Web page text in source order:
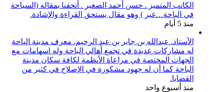
الكاتب المتميز . حسن أحمد الصغير . أتحفنا بمقاله (السياحة
في الباحة…غير ) وهو مقال يستحق القراءة والإشادة.
منذ 5 أيام
الأستاذ. عبدالله بن جابر بن عبد الرحيم. معرف مدينة الباحة
له مشاركات عديدة في تجمع أهالي الباحة وله اسهامات مع
الجهات المختصة في مراعاة الأنظمة لكافة سكان مدينة
الباحة كما أن له جهود مشكورة في الإصلاح في كثير من
القضايا.
منذ أسبوع واحد